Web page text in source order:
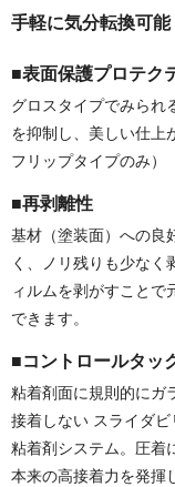
手軽に気分転換可
■表面保護プロテク
グロスタイプでみられ
を抑制し、美しい仕上
フリップタイプのみ）
■再剥離性
基材（塗装面）への良
く、ノリ残りも少な
ィルムを剥がすこと
できます。
■コントロールタッ
粘着剤面に規則的にガ
接着しない スライダ
粘着剤システム。圧着
本来の高接着力を発揮